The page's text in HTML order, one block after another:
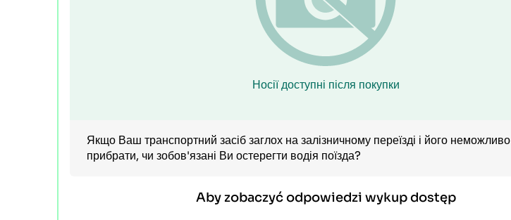
Носії доступні після покупки
Якщо Ваш транспортний засіб заглох на залізничному переїзді і його неможливо
прибрати, чи зобов'язані Ви остерегти водія поїзда?
Aby zobaczyć odpowiedzi wykup dostęp